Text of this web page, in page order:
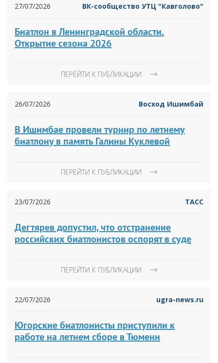
27/07/2026 ВК-сообщество УТЦ "Кавголово"
Биатлон в Ленинградской области.
Открытие сезона 2026
ПЕРЕЙТИ К ПУБЛИКАЦИИ
26/07/2026 Восход Ишимбай
В Ишимбае провели турнир по летнему
биатлону в память Галины Куклевой
ПЕРЕЙТИ К ПУБЛИКАЦИИ
23/07/2026 ТАСС
Дегтярев допустил, что отстранение
российских биатлонистов оспорят в суде
ПЕРЕЙТИ К ПУБЛИКАЦИИ
22/07/2026 ugra-news.ru
Югорские биатлонисты приступили к
работе на летнем сборе в Тюмени